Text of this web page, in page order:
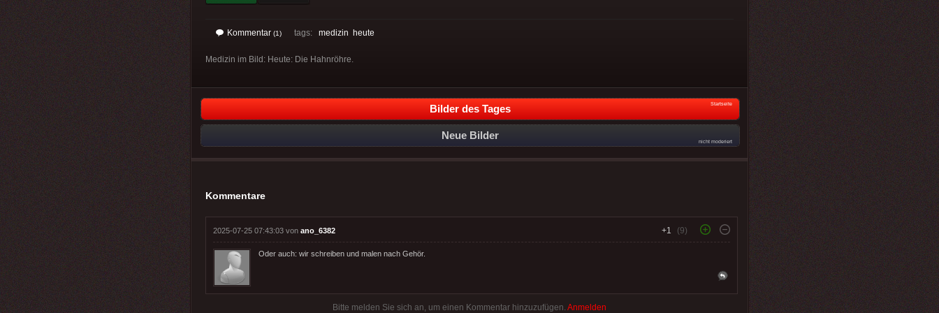
Kommentar (1) tags: medizin heute
Medizin im Bild: Heute: Die Hahnröhre.
Bilder des Tages Startseite
Neue Bilder
nicht moderiert
Kommentare
2025-07-25 07:43:03 von ano_6382 +1 (9)
Oder auch: wir schreiben und malen nach Gehör.
Bitte melden Sie sich an, um einen Kommentar hinzuzufügen. Anmelden